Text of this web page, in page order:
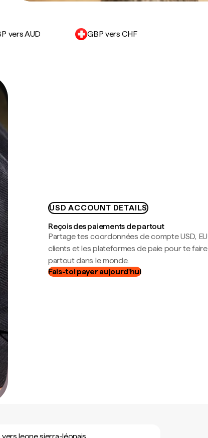
vers AUD GBP vers CHF
USD ACCOUNT DETAILS
Reçois des paiements de partout
Partage tes coordonnées de compte USD,
clients et les plateformes de paie pour te
partout dans le monde.
Fais-toi payer aujourd'hui